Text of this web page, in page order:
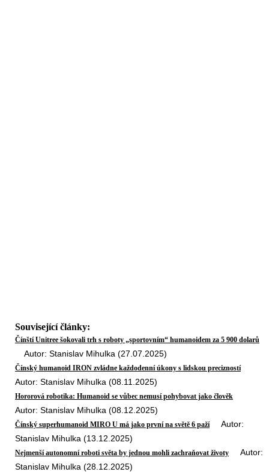
Související články:
Čínští Unitree šokovali trh s roboty „sportovním“ humanoidem za 5 900 dolarů
Autor: Stanislav Mihulka (27.07.2025)
Čínský humanoid IRON zvládne každodenní úkony s lidskou precizností
Autor: Stanislav Mihulka (08.11.2025)
Hororová robotika: Humanoid se vůbec nemusí pohybovat jako člověk
Autor: Stanislav Mihulka (08.12.2025)
Čínský superhumanoid MIRO U má jako první na světě 6 pažíAutor:
Stanislav Mihulka (13.12.2025)
Nejmenší autonomní roboti světa by jednou mohli zachraňovat životy Autor:
Stanislav Mihulka (28.12.2025)